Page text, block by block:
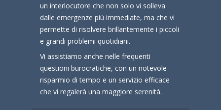
un interlocutore che non solo vi solleva
dalle emergenze più immediate, ma che vi
permette di risolvere brillantemente i piccoli
e grandi problemi quotidiani.
Vi assistiamo anche nelle frequenti
questioni burocratiche, con un notevole
risparmio di tempo e un servizio efficace
che vi regalerà una maggiore serenità.